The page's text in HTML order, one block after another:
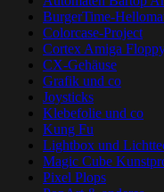
BurgerTime-
Colorcase-Project
Cortex Amiga
CX-Gehäuse
Grafik und co
Joysticks
Klebefolie und co
Kung Fu
Lightbox und
Magic Cube
Pixel Plops